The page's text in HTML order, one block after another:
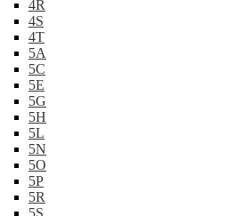
4R
4S
4T
5A
5C
5E
5G
5H
5L
5N
5O
5P
5R